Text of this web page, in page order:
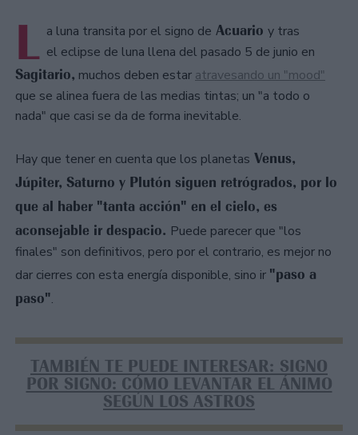
L a luna transita por el signo de Acuario y tras
el eclipse de luna llena del pasado 5 de junio en
Sagitario, muchos deben estar atravesando un "mood"
que se alinea fuera de las medias tintas; un "a todo o
nada" que casi se da de forma inevitable.
Hay que tener en cuenta que los planetas Venus,
Júpiter, Saturno y Plutón siguen retrógrados, por lo
que al haber "tanta acción" en el cielo, es
aconsejable ir despacio. Puede parecer que "los
finales" son definitivos, pero por el contrario, es mejor no
dar cierres con esta energía disponible, sino ir "paso a
paso".
TAMBIÉN TE PUEDE INTERESAR: SIGNO
POR SIGNO: CÓMO LEVANTAR EL ÁNIMO
SEGÚN LOS ASTROS